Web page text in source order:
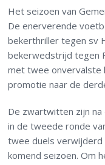
Het seizoen van
De enerverende
bekerthriller tegen sv
bekerwedstrijd tegen
met twee onvervalste
promotie naar de
De zwartwitten zijn na
in de tweede ronde
twee duels verwijderd
komend seizoen. Om